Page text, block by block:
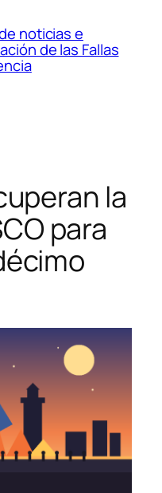
noticias e
de las Fallas
la
para